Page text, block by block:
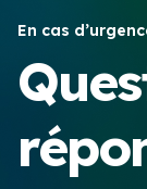
La violence
En cas
Questions et